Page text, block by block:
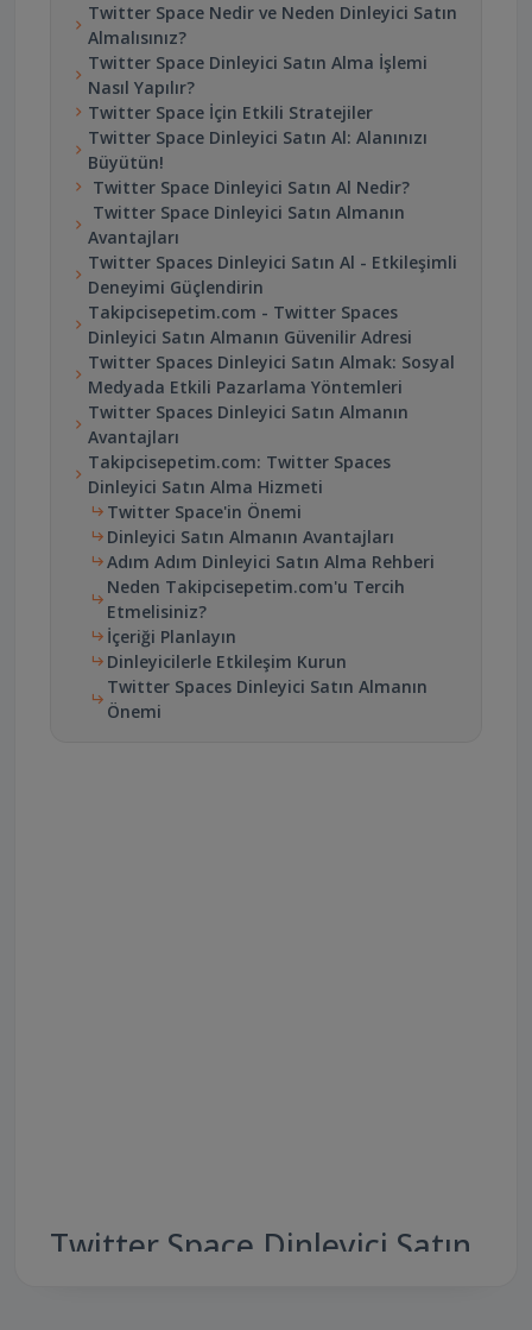
Twitter Space Nedir ve Neden Dinleyici Satın
Almalısınız?
Twitter Space Dinleyici Satın Alma İşlemi
Nasıl Yapılır?
Twitter Space İçin Etkili Stratejiler
Twitter Space Dinleyici Satın Al: Alanınızı
Büyütün!
Twitter Space Dinleyici Satın Al Nedir?
Twitter Space Dinleyici Satın Almanın
Avantajları
Twitter Spaces Dinleyici Satın Al - Etkileşimli
Deneyimi Güçlendirin
Takipcisepetim.com - Twitter Spaces
Dinleyici Satın Almanın Güvenilir Adresi
Twitter Spaces Dinleyici Satın Almak: Sosyal
Medyada Etkili Pazarlama Yöntemleri
Twitter Spaces Dinleyici Satın Almanın
Avantajları
Takipcisepetim.com: Twitter Spaces
Dinleyici Satın Alma Hizmeti
Twitter Space'in Önemi
Dinleyici Satın Almanın Avantajları
Adım Adım Dinleyici Satın Alma Rehberi
Neden Takipcisepetim.com'u Tercih
Etmelisiniz?
İçeriği Planlayın
Dinleyicilerle Etkileşim Kurun
Twitter Spaces Dinleyici Satın Almanın
Önemi
Twitter Space Dinleyici Satın